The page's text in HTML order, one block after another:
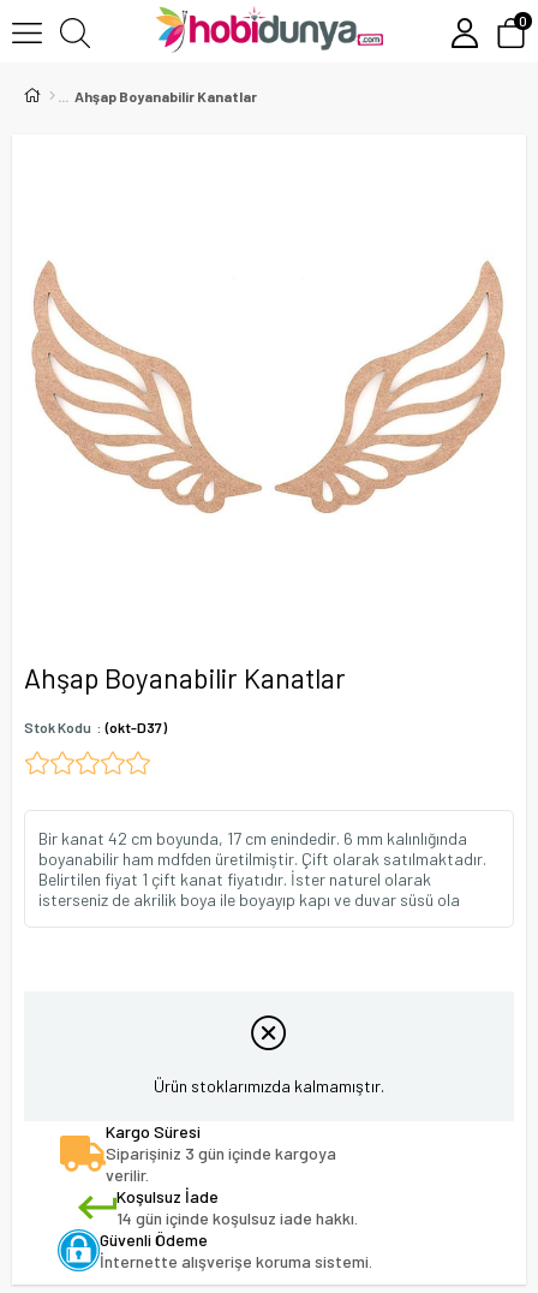
0
Ahşap Boyanabilir Kanatlar
Ahşap Boyanabilir Kanatlar
Stok Kodu (okt-D37)
Bir kanat 42 cm boyunda, 17 cm enindedir. 6 mm kalınlığında
boyanabilir ham mdfden üretilmiştir. Çift olarak satılmaktadır.
Belirtilen fiyat 1 çift kanat fiyatıdır. İster naturel olarak
isterseniz de akrilik boya ile boyayıp kapı ve duvar süsü ola
Ürün stoklarımızda kalmamıştır.
Kargo Süresi
Siparişiniz 3 gün içinde kargoya
verilir.
Koşulsuz İade
14 gün içinde koşulsuz iade hakkı.
Güvenli Ödeme
İnternette alışverişe koruma sistemi.